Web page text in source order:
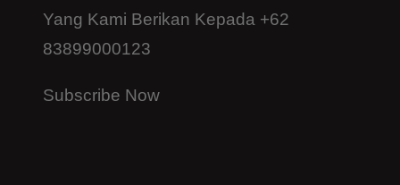
Yang Kami Berikan Kepada +62
83899000123
Subscribe Now